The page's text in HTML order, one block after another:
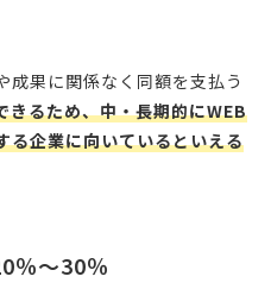
成果に関係なく同額を支払う
きるため、中・長期的にWEB
る企業に向いているといえる
％〜30％